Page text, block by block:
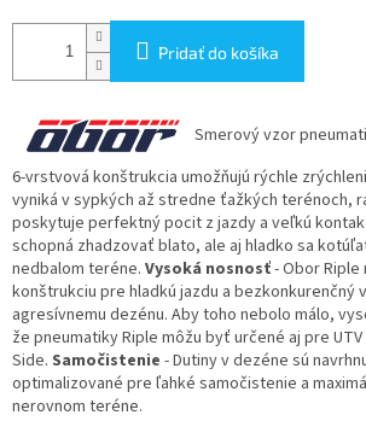
Pridať do košíka
Smerový vzor
6-vrstvová konštrukcia umožňujú rýchle
vyniká v sypkých až stredne ťažkých terénoch,
poskytuje perfektný pocit z jazdy a veľkú
schopná zhadzovať blato, ale aj hladko sa
nedbalom teréne. Vysoká nosnosť- Obor Riple
konštrukciu pre hladkú jazdu a bezkonkurenčný
agresívnemu dezénu. Aby toho nebolo málo,
že pneumatiky Riple môžu byť určené aj pre
Side. Samočistenie - Dutiny v dezéne sú
optimalizované pre ľahké samočistenie a
nerovnom teréne.